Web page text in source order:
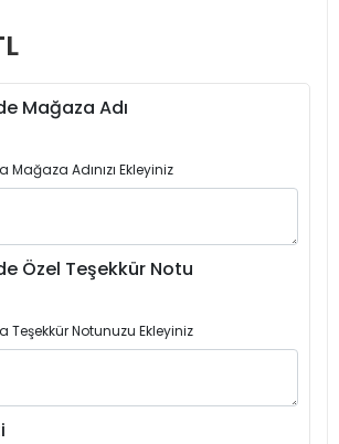
Mağaza Adı
Mağaza Adınızı Ekleyiniz
Özel Teşekkür Notu
Teşekkür Notunuzu Ekleyiniz